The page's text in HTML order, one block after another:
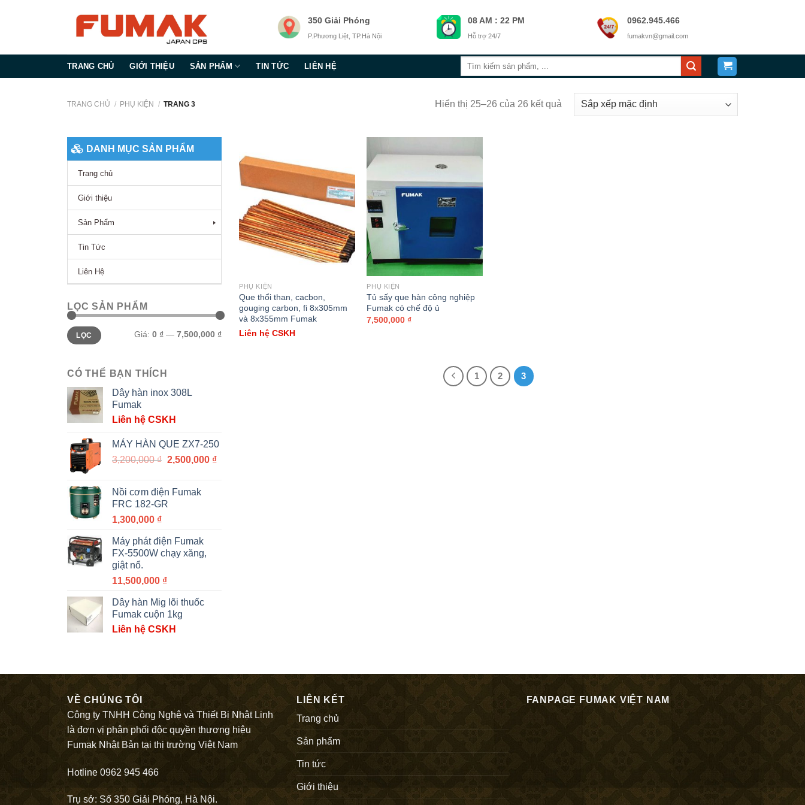
350 Giải Phóng
P.Phương Liệt, TP.Hà Nội
08 AM : 22 PM
Hỗ trợ 24/7
0962.945.466
fumakvn@gmail.com
TRANG CHỦ GIỚI THIỆU SẢN PHẨM TIN TỨC LIÊN HỆ
Tìm
TRANG CHỦ / PHỤ KIỆN / TRANG 3 Hiển thị 25–26 của 26 kết quả
DANH MỤC SẢN PHẨM
Trang chủ
Giới thiệu
Sản Phẩm
Tin Tức
Liên Hệ
LỌC SẢN PHẨM
Giá
tối
thiểu
Giá
tối
đa
LỌC Giá: 0 ₫— 7,500,000 ₫
CÓ THỂ BẠN THÍCH
Dây hàn inox 308L
Fumak
Liên hệ CSKH
MÁY HÀN QUE ZX7-250
3,200,000₫ Giá
3,200,000 ₫.
2,500,000 ₫Giá
Nồi cơm điện Fumak
FRC 182-GR
1,300,000 ₫
Máy phát điện Fumak
FX-5500W chạy xăng,
giật nổ.
11,500,000 ₫
Dây hàn Mig lõi thuốc
Fumak cuộn 1kg
Liên hệ CSKH
PHỤ KIỆN
Que thổi than, cacbon,
gouging carbon, fi 8x305mm
và 8x355mm Fumak
Liên hệ CSKH
PHỤ KIỆN
Tủ sấy que hàn công nghiệp
Fumak có chế độ ủ
7,500,000 ₫
1 2 3
VỀ CHÚNG TÔI
Công ty TNHH Công Nghệ và Thiết Bị Nhật Linh
là đơn vị phân phối độc quyền thương hiệu
Fumak Nhật Bản tại thị trường Việt Nam
Hotline 0962 945 466
Trụ sở: Số 350 Giải Phóng, Hà Nội.
LIÊN KẾT
Trang chủ
Sản phẩm
Tin tức
Giới thiệu
FANPAGE FUMAK VIỆT NAM